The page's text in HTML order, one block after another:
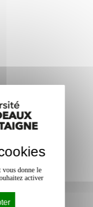
vous donne le
activer